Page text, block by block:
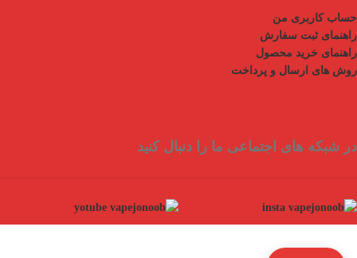
حساب کاربری من
راهنمای ثبت سفارش
راهنمای خرید محصول
روش های ارسال و پرداخت
در شبکه های اجتماعی ما را دنبال کنید